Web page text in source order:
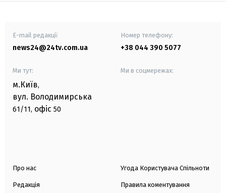
E-mail редакції
news24@24tv.com.ua
Номер телефону:
+38 044 390 5077
Ми тут:
м.Київ,
вул. Володимирська
61/11, офіс 50
Ми в соцмережах:
Про нас
Редакція
Угода Користувача Спільноти
Правила коментування